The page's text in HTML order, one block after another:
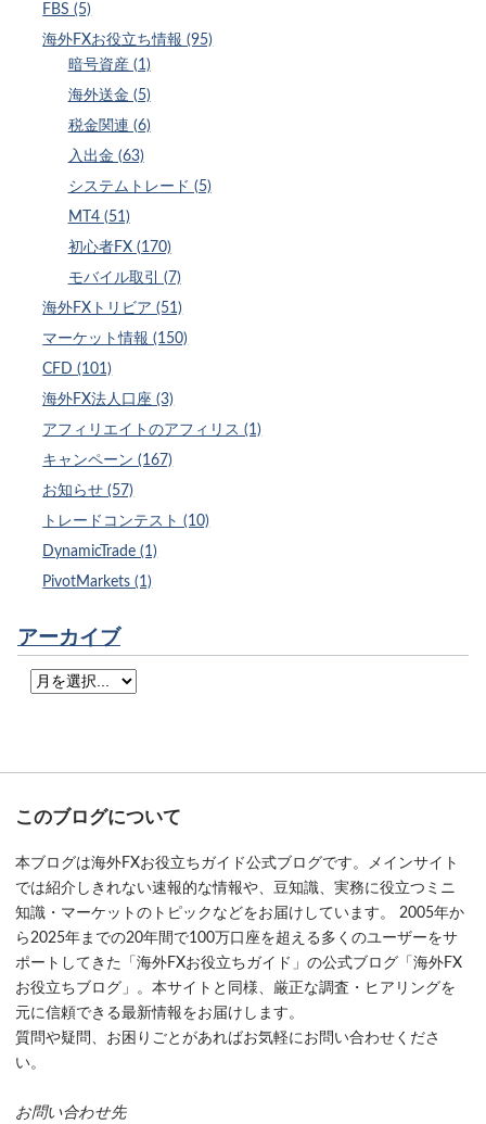
FBS (5)
海外FXお役立ち情報 (95)
暗号資産 (1)
海外送金 (5)
税金関連 (6)
入出金 (63)
システムトレード (5)
MT4 (51)
初心者FX (170)
モバイル取引 (7)
海外FXトリビア (51)
マーケット情報 (150)
CFD (101)
海外FX法人口座 (3)
アフィリエイトのアフィリス (1)
キャンペーン (167)
お知らせ (57)
トレードコンテスト (10)
DynamicTrade (1)
PivotMarkets (1)
アーカイブ
このブログについて
本ブログは海外FXお役立ちガイド公式ブログです。メインサイト
では紹介しきれない速報的な情報や、豆知識、実務に役立つミニ
知識・マーケットのトピックなどをお届けしています。 2005年か
ら2025年までの20年間で100万口座を超える多くのユーザーをサ
ポートしてきた「海外FXお役立ちガイド」の公式ブログ「海外FX
お役立ちブログ」。本サイトと同様、厳正な調査・ヒアリングを
元に信頼できる最新情報をお届けします。
質問や疑問、お困りごとがあればお気軽にお問い合わせくださ
い。
お問い合わせ先